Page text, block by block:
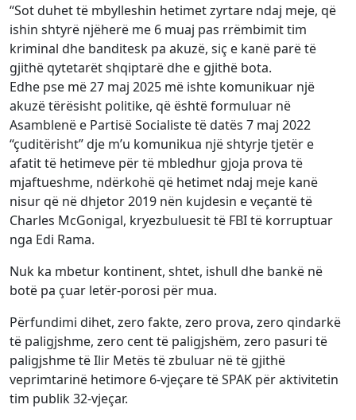
“Sot duhet të mbylleshin hetimet zyrtare ndaj meje, që
ishin shtyrë njëherë me 6 muaj pas rrëmbimit tim
kriminal dhe banditesk pa akuzë, siç e kanë parë të
gjithë qytetarët shqiptarë dhe e gjithë bota.
Edhe pse më 27 maj 2025 më ishte komunikuar një
akuzë tërësisht politike, që është formuluar në
Asamblenë e Partisë Socialiste të datës 7 maj 2022
“çuditërisht” dje m’u komunikua një shtyrje tjetër e
afatit të hetimeve për të mbledhur gjoja prova të
mjaftueshme, ndërkohë që hetimet ndaj meje kanë
nisur që në dhjetor 2019 nën kujdesin e veçantë të
Charles McGonigal, kryezbuluesit të FBI të korruptuar
nga Edi Rama.
Nuk ka mbetur kontinent, shtet, ishull dhe bankë në
botë pa çuar letër-porosi për mua.
Përfundimi dihet, zero fakte, zero prova, zero qindarkë
të paligjshme, zero cent të paligjshëm, zero pasuri të
paligjshme të Ilir Metës të zbuluar në të gjithë
veprimtarinë hetimore 6-vjeçare të SPAK për aktivitetin
tim publik 32-vjeçar.